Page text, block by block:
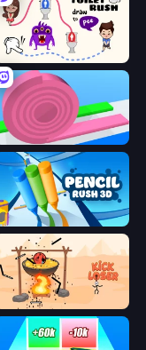
Layers Roll
Pencil Rush
Kick Loser